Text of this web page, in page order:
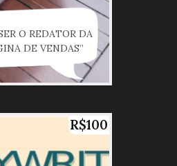
O REDATOR DA
DE VENDAS”
R$100